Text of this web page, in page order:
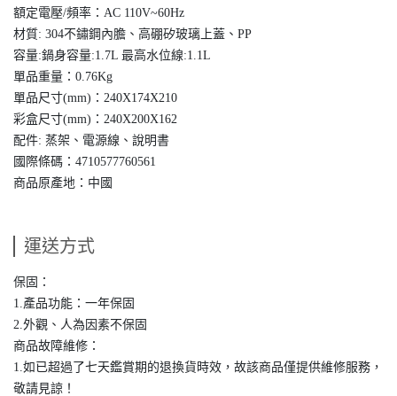
額定電壓/頻率：AC 110V~60Hz
材質: 304不鏽鋼內膽、高硼矽玻璃上蓋、PP
容量:鍋身容量:1.7L 最高水位線:1.1L
單品重量：0.76Kg
單品尺寸(mm)：240X174X210
彩盒尺寸(mm)：240X200X162
配件: 蒸架、電源線、說明書
國際條碼：4710577760561
商品原產地：中國
運送方式
保固：
1.產品功能：一年保固
2.外觀、人為因素不保固
商品故障維修：
1.如已超過了七天鑑賞期的退換貨時效，故該商品僅提供維修服務，
敬請見諒！